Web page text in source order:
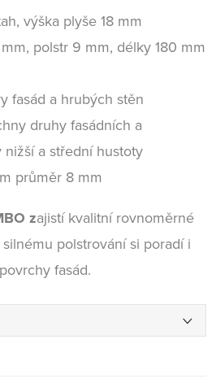
výška plyše 18 mm
polstr 9 mm, délky 180 mm
fasád a hrubých stěn
druhy fasádních a
a střední hustoty
průměr 8 mm
zajistí kvalitní rovnoměrné
polstrování si poradí i
fasád.